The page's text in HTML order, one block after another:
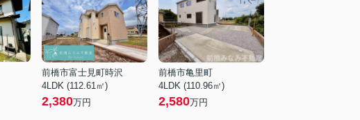
前橋市富士見町時沢
4LDK (112.61㎡)
2,380万円
前橋市亀里町
4LDK (110.96㎡)
2,580万円